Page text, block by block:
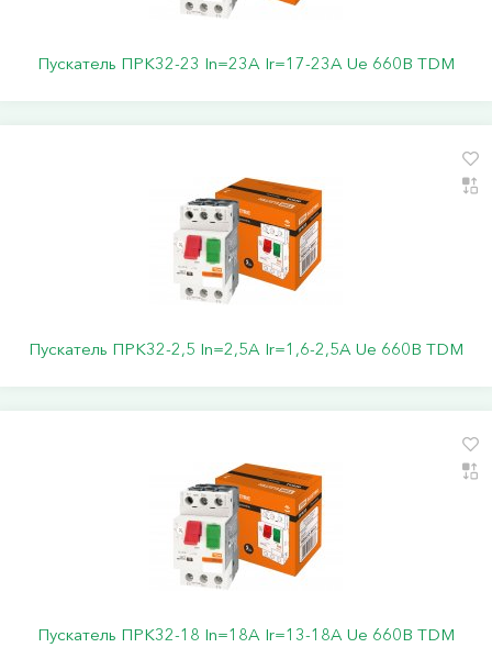
Пускатель ПРК32-23 In=23A Ir=17-23A Ue 660В TDM
Пускатель ПРК32-2,5 In=2,5A Ir=1,6-2,5A Ue 660В TDM
Пускатель ПРК32-18 In=18A Ir=13-18A Ue 660В TDM